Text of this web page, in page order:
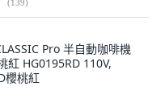
(139)
Pro 半自動咖啡機
紅 HG0195RD 110V,
櫻桃紅